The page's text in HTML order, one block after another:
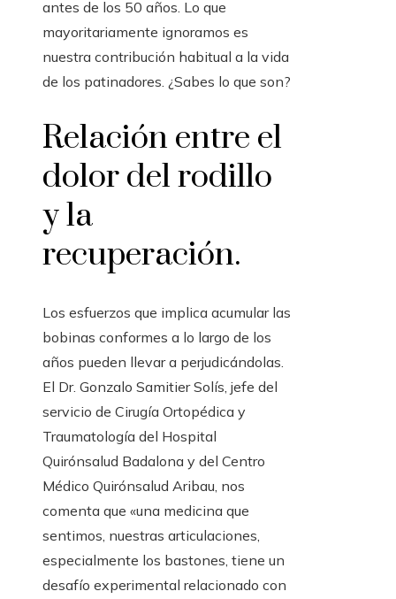
antes de los 50 años. Lo que
mayoritariamente ignoramos es
nuestra contribución habitual a la vida
de los patinadores. ¿Sabes lo que son?
Relación entre el
dolor del rodillo
y la
recuperación.
Los esfuerzos que implica acumular las
bobinas conformes a lo largo de los
años pueden llevar a perjudicándolas.
El Dr. Gonzalo Samitier Solís, jefe del
servicio de Cirugía Ortopédica y
Traumatología del Hospital
Quirónsalud Badalona y del Centro
Médico Quirónsalud Aribau, nos
comenta que «una medicina que
sentimos, nuestras articulaciones,
especialmente los bastones, tiene un
desafío experimental relacionado con